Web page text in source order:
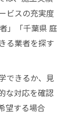
ビスの充実度
」「千葉県 庭
る業者を探す
できるか、見
な対応を確認
望する場合